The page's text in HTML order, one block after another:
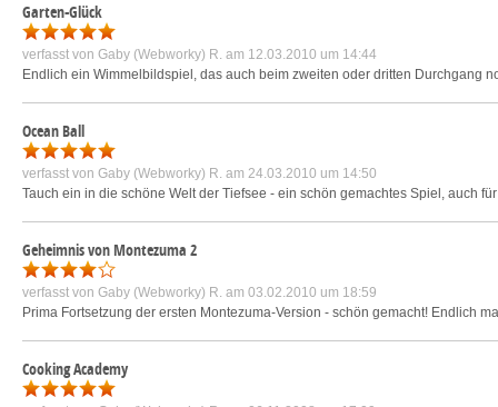
Garten-Glück
verfasst von Gaby (Webworky) R. am 12.03.2010 um 14:44
Endlich ein Wimmelbildspiel, das auch beim zweiten oder dritten Durchgang
Ocean Ball
verfasst von Gaby (Webworky) R. am 24.03.2010 um 14:50
Tauch ein in die schöne Welt der Tiefsee - ein schön gemachtes Spiel, auch
Geheimnis von Montezuma 2
verfasst von Gaby (Webworky) R. am 03.02.2010 um 18:59
Prima Fortsetzung der ersten Montezuma-Version - schön gemacht! Endlich
Cooking Academy